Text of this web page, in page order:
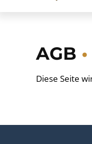
AGB •
Diese Seite